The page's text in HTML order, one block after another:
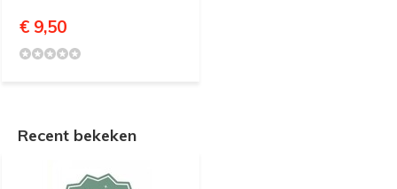
€ 9,50
Recent bekeken